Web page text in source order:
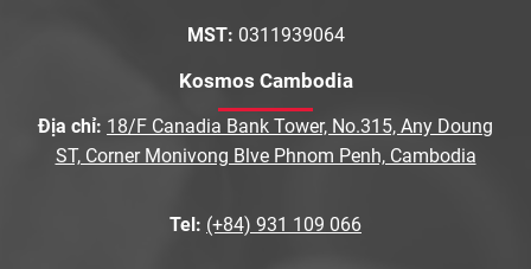
MST: 0311939064
Kosmos Cambodia
Địa chỉ: 18/F Canadia Bank Tower, No.315, Any Doung
ST, Corner Monivong Blve Phnom Penh, Cambodia
Tel: (+84) 931 109 066